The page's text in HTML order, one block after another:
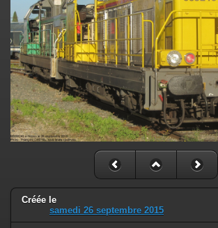
Créée le
samedi 26 septembre 2015